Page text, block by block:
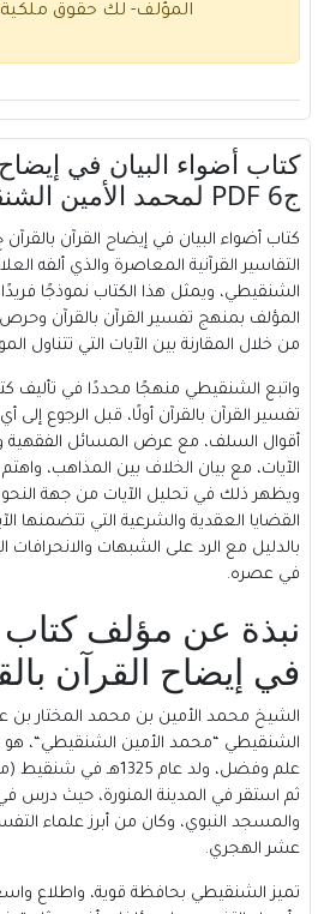
المؤلف- لك حقوق
كتاب أضواء البيان في
ج6 PDF لمحمد الأمين الشنقيطي
التفاسير القرآنية المعاصرة والذي ألفه
الشنقيطي، ويمثل هذا الكتاب نموذجًا
المؤلف بمنهج تفسير القرآن بالقرآن
من خلال المقارنة بين الآيات التي تتناول
واتبع الشنقيطي منهجًا محددًا في تأليف
تفسير القرآن بالقرآن أولًا، قبل الرجوع
أقوال السلف، مع عرض المسائل الفقهية
الآيات، مع بيان الخلاف بين المذاهب، واهتم
ويظهر ذلك في تحليل الآيات من جهة النحو
القضايا العقدية والشرعية التي تتضمنها
بالدليل مع الرد على الشبهات والانحرافات
في عصره.
نبذة عن مؤلف كتاب
في إيضاح القرآن
الشيخ محمد الأمين بن محمد المختار بن
الشنقيطي “محمد الأمين الشنقيطي“،
علم وفضل، ولد عام 1325هـ
ثم استقر في المدينة المنورة، حيث درس
والمسجد النبوي، وكان من أبرز علماء
عشر الهجري.
تميز الشنقيطي بحافظة قوية، واطلاع